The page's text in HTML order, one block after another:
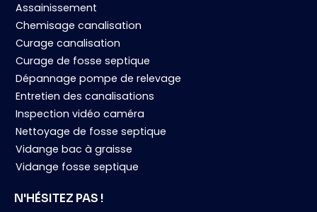
Assainissement
Chemisage canalisation
Curage canalisation
Curage de fosse septique
Dépannage pompe de relevage
Entretien des canalisations
Inspection vidéo caméra
Nettoyage de fosse septique
Vidange bac à graisse
Vidange fosse septique
N'HÉSITEZ PAS !